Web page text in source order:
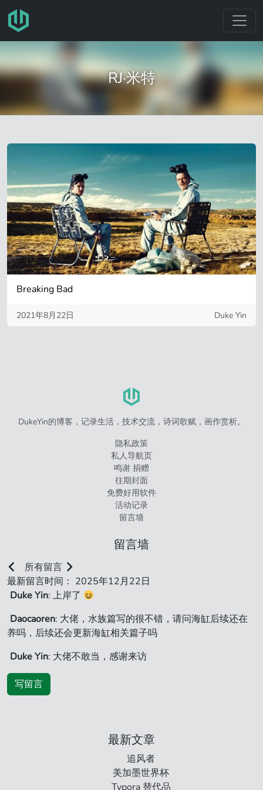
跳转至主要内容
RJ·米特
Breaking Bad
2021年8月22日 Duke Yin
DukeYin的博客，记录生活，技术交流，诗词歌赋，画作赏析。
隐私政策
私人导航页
鸣谢 捐赠
往期封面
免费好用软件
活动记录
留言墙
留言墙
所有留言
最新留言时间： 2025年12月22日
Duke Yin: 上岸了
Daocaoren: 大佬，水族篇写的很不错，请问海缸后续还在
养吗，后续还会更新海缸相关篇子吗
Duke Yin: 大佬不敢当，感谢来访
写留言
最新文章
追风者
美加墨世界杯
Typora 替代品